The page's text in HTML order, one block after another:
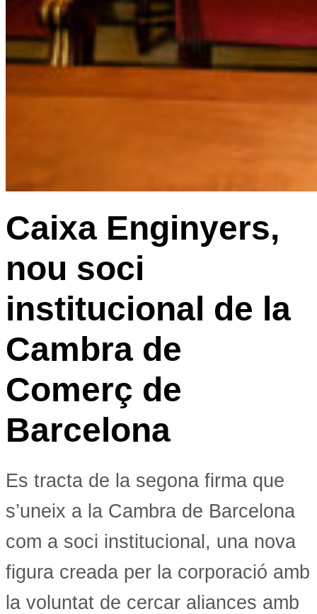
Caixa Enginyers,
nou soci
institucional de la
Cambra de
Comerç de
Barcelona
Es tracta de la segona firma que
s’uneix a la Cambra de Barcelona
com a soci institucional, una nova
figura creada per la corporació amb
la voluntat de cercar aliances amb